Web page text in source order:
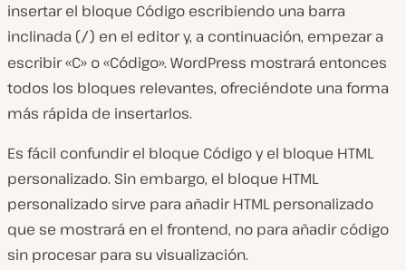
insertar el bloque Código escribiendo una barra
inclinada (/) en el editor y, a continuación, empezar a
escribir «C» o «Código». WordPress mostrará entonces
todos los bloques relevantes, ofreciéndote una forma
más rápida de insertarlos.
Es fácil confundir el bloque Código y el bloque HTML
personalizado. Sin embargo, el bloque HTML
personalizado sirve para añadir HTML personalizado
que se mostrará en el frontend, no para añadir código
sin procesar para su visualización.